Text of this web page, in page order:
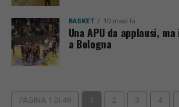
BASKET 10 mesi fa
Una APU da applausi,
a Bologna
PAGINA 1 DI 49 1 2 3 4